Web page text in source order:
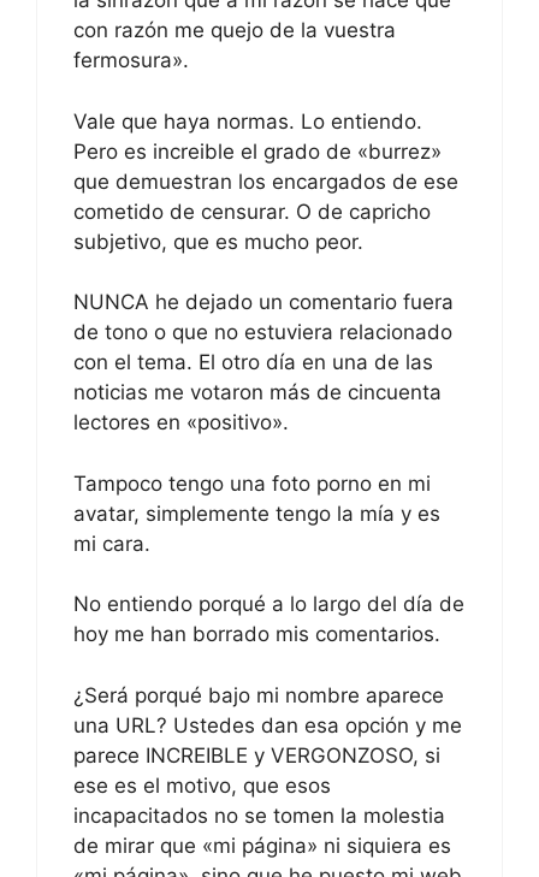
con razón me quejo de la vuestra
fermosura».
Vale que haya normas. Lo entiendo.
Pero es increible el grado de «burrez»
que demuestran los encargados de ese
cometido de censurar. O de capricho
subjetivo, que es mucho peor.
NUNCA he dejado un comentario fuera
de tono o que no estuviera relacionado
con el tema. El otro día en una de las
noticias me votaron más de cincuenta
lectores en «positivo».
Tampoco tengo una foto porno en mi
avatar, simplemente tengo la mía y es
mi cara.
No entiendo porqué a lo largo del día de
hoy me han borrado mis comentarios.
¿Será porqué bajo mi nombre aparece
una URL? Ustedes dan esa opción y me
parece INCREIBLE y VERGONZOSO, si
ese es el motivo, que esos
incapacitados no se tomen la molestia
de mirar que «mi página» ni siquiera es